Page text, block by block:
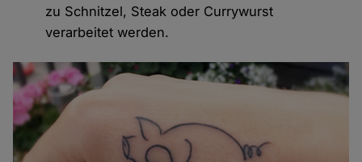
zu Schnitzel, Steak oder Currywurst
verarbeitet werden.